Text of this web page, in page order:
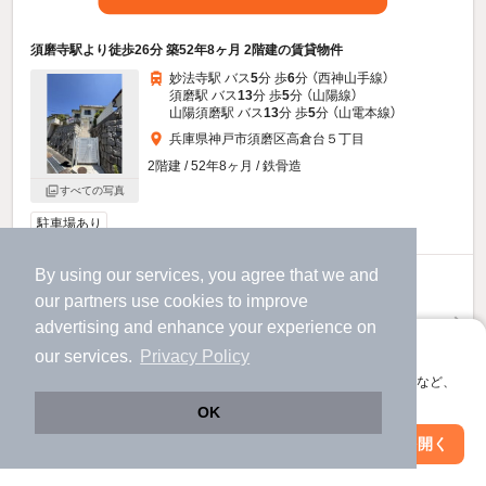
By using our services, you agree that we and
our partners use cookies to improve
advertising and enhance your experience on
our services.
Privacy Policy
OK
アプリに切り替えて、サクサクお部屋探し
会員登録なしですぐ使える。マップ検索やお気に入り保存など、
アプリを開く
須磨寺駅より徒歩26分 築52年8ヶ月 2階建の賃貸物件
すべての写真
妙法寺駅 バス5分 歩6分 （西神山手線）
須磨駅 バス13分 歩5分 （山陽線）
山陽須磨駅 バス13分 歩5分 （山電本線）
兵庫県神戸市須磨区高倉台５丁目
2階建 / 52年8ヶ月 / 鉄骨造
駐車場あり
5.5万円
（管理費不要）
礼
100,000円
1階 / 3LDK / 67.82㎡
物件詳細を見る
絞り込み条件を変更